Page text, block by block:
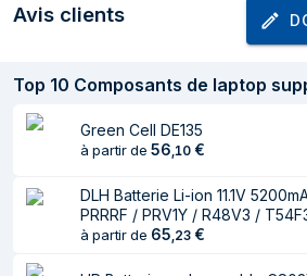
Hauteur
Largeur du colis 234 mm
Profondeur du colis 104 mm
Hauteur du colis 47 mm
Poids du paquet 352 g
Avis clients
Top 10 Composants de laptop
Green Cell DE135
à partir de 56 10 €
DLH Batterie Li-ion 11.1V
PRRRF / PRV1Y / R48V3 /
à partir de 65 23 €